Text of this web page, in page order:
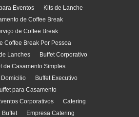
Eventos
Kits de Lanche
de Coffee Break
de Coffee Break
Coffee Break Por Pessoa
Lanches
Buffet Corporativo
de Casamento Simples
Domicilio
Buffet Executivo
para Casamento
Corporativos
Catering
Buffet
Empresa Catering